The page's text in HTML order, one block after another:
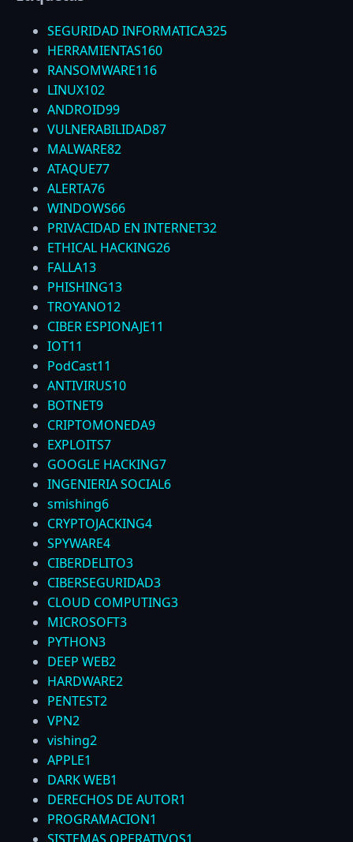
SEGURIDAD INFORMATICA325
HERRAMIENTAS160
RANSOMWARE116
LINUX102
ANDROID99
VULNERABILIDAD87
MALWARE82
ATAQUE77
ALERTA76
WINDOWS66
PRIVACIDAD EN INTERNET32
ETHICAL HACKING26
FALLA13
PHISHING13
TROYANO12
CIBER ESPIONAJE11
IOT11
PodCast11
ANTIVIRUS10
BOTNET9
CRIPTOMONEDA9
EXPLOITS7
GOOGLE HACKING7
INGENIERIA SOCIAL6
smishing6
CRYPTOJACKING4
SPYWARE4
CIBERDELITO3
CIBERSEGURIDAD3
CLOUD COMPUTING3
MICROSOFT3
PYTHON3
DEEP WEB2
HARDWARE2
PENTEST2
VPN2
vishing2
APPLE1
DARK WEB1
DERECHOS DE AUTOR1
PROGRAMACION1